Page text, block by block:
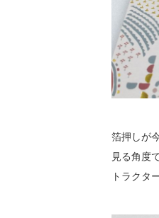
箔押しが
見る角度
トラクタ